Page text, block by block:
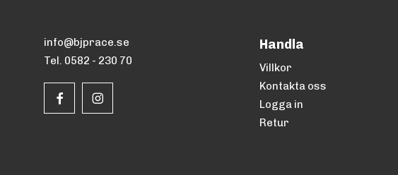
info@bjprace.se
Tel. 0582 - 230 70
Handla
Villkor
Kontakta oss
Logga in
Retur